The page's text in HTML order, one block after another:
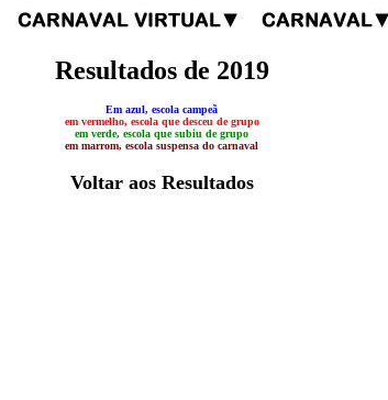
Resultados de 2019
Em azul, escola campeã
em vermelho, escola que desceu de grupo
em verde, escola que subiu de grupo
em marrom, escola suspensa do carnaval
Voltar aos Resultados